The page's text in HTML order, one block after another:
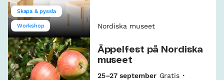
Skapa & pyssla
Workshop Nordiska museet
Äppelfest på Nordiska
museet
25–27 september Gratis